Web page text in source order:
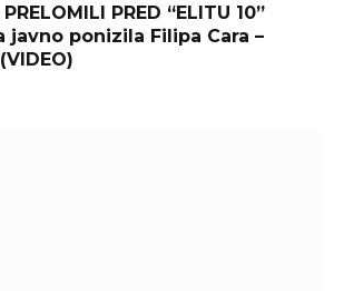
PRED “ELITU 10”
javno ponizila Filipa Cara –